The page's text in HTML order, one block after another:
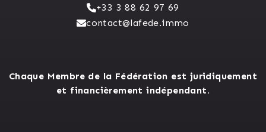
+33 3 88 62 97 69
contact@lafede.immo
Chaque Membre de la Fédération est juridiquement
et financièrement indépendant.